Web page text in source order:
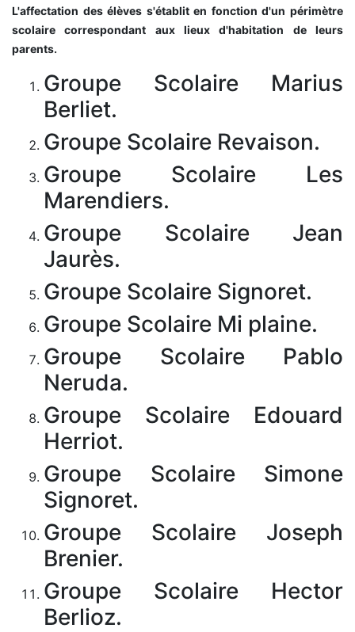
L'affectation des élèves s'établit en fonction d'un périmètre
scolaire correspondant aux lieux d'habitation de leurs
parents.
Groupe Scolaire Marius
Berliet.
Groupe Scolaire Revaison.
Groupe Scolaire Les
Marendiers.
Groupe Scolaire Jean
Jaurès.
Groupe Scolaire Signoret.
Groupe Scolaire Mi plaine.
Groupe Scolaire Pablo
Neruda.
Groupe Scolaire Edouard
Herriot.
Groupe Scolaire Simone
Signoret.
Groupe Scolaire Joseph
Brenier.
Groupe Scolaire Hector
Berlioz.